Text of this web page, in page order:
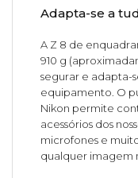
Adapta-se a
A Z 8 de
910 g
segurar e adapta-
equipamento. O
Nikon permite
acessórios dos
microfones e
qualquer imagem